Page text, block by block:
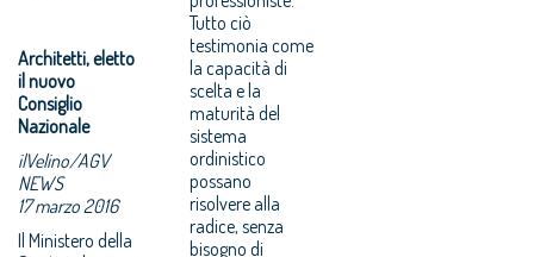
Architetti, eletto
il nuovo
Consiglio
Nazionale
ilVelino/AGV
NEWS
17 marzo 2016
Il Ministero della
Tutto ciò
testimonia come
la capacità di
scelta e la
maturità del
sistema
ordinistico
possano
risolvere alla
radice, senza
bisogno di